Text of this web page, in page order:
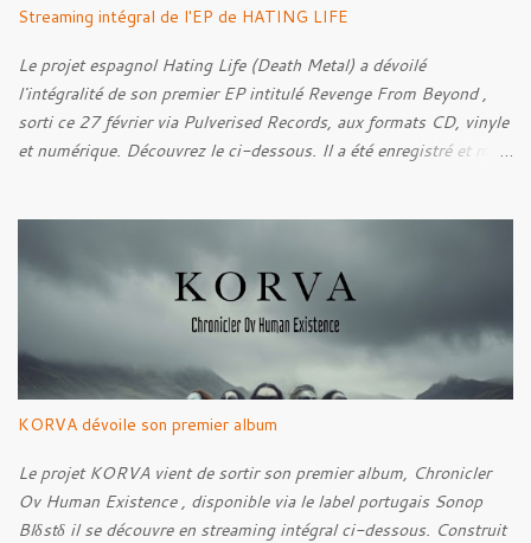
dans l'esthétique et l'imaginaire du Metal. Le reportage est à
découvrir ci-dessous :
Streaming intégral de l'EP de HATING LIFE
Le projet espagnol Hating Life (Death Metal) a dévoilé
l'intégralité de son premier EP intitulé Revenge From Beyond ,
sorti ce 27 février via Pulverised Records, aux formats CD, vinyle
et numérique. Découvrez le ci-dessous. Il a été enregistré et mixé
Sense Of Fear
KORVA dévoile son premier album
Le projet KORVA vient de sortir son premier album, Chronicler
Ov Human Existence , disponible via le label portugais Sonop
Blδstδ il se découvre en streaming intégral ci-dessous. Construit